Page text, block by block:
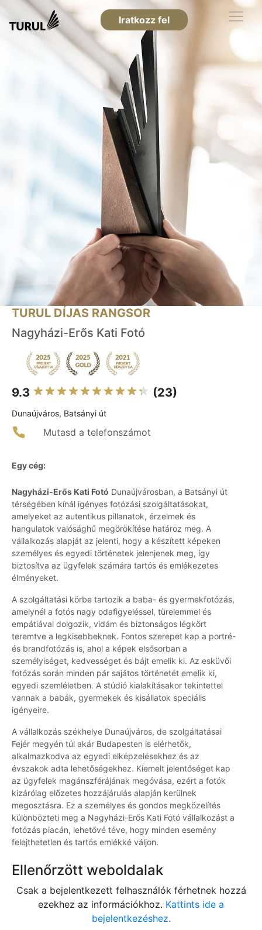
Iratkozz fel
TURUL DÍJAS RANGSOR
Nagyházi-Erős Kati Fotó
9.3 (23)
Dunaújváros, Batsányi út
Mutasd a telefonszámot
Egy cég:
Nagyházi-Erős Kati Fotó Dunaújvárosban, a Batsányi út
térségében kínál igényes fotózási szolgáltatásokat,
amelyeket az autentikus pillanatok, érzelmek és
hangulatok valósághű megörökítése határoz meg. A
vállalkozás alapját az jelenti, hogy a készített képeken
személyes és egyedi történetek jelenjenek meg, így
biztosítva az ügyfelek számára tartós és emlékezetes
élményeket.
A szolgáltatási körbe tartozik a baba- és gyermekfotózás,
amelynél a fotós nagy odafigyeléssel, türelemmel és
empátiával dolgozik, vidám és biztonságos légkört
teremtve a legkisebbeknek. Fontos szerepet kap a portré-
és brandfotózás is, ahol a képek elsősorban a
személyiséget, kedvességet és bájt emelik ki. Az esküvői
fotózás során minden pár sajátos történetét emelik ki,
egyedi szemléletben. A stúdió kialakításakor tekintettel
vannak a babák, gyermekek és kisállatok speciális
igényeire.
A vállalkozás székhelye Dunaújváros, de szolgáltatásai
Fejér megyén túl akár Budapesten is elérhetők,
alkalmazkodva az egyedi elképzelésekhez és az
évszakok adta lehetőségekhez. Kiemelt jelentőséget kap
az ügyfelek magánszférájának megóvása, ezért a fotók
kizárólag előzetes hozzájárulás alapján kerülnek
megosztásra. Ez a személyes és gondos megközelítés
különbözteti meg a Nagyházi-Erős Kati Fotó vállalkozást a
fotózás piacán, lehetővé téve, hogy minden esemény
felejthetetlen és tartós emlékké váljon.
Ellenőrzött weboldalak
Csak a bejelentkezett felhasználók férhetnek hozzá
ezekhez az információkhoz. Kattints ide a
bejelentkezéshez.